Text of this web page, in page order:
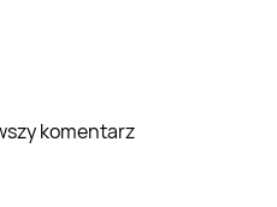
komentarz